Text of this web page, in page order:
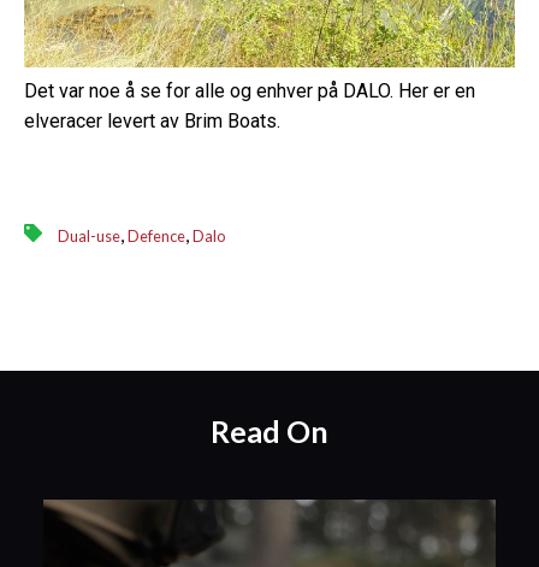
Det var noe å se for alle og enhver på DALO. Her er en
elveracer levert av Brim Boats.
Dual-use Defence Dalo
Read On